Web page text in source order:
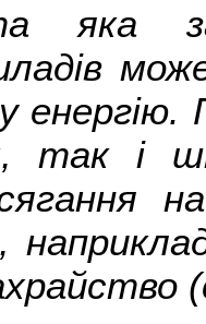
яка
енергію.
так і